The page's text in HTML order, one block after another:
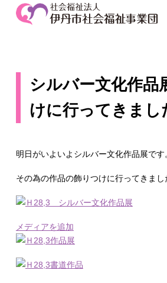
シルバー文化作品
けに行ってきまし
明日がいよいよシルバー文化作品展です
その為の作品の飾りつけに行ってきまし
メディアを追加